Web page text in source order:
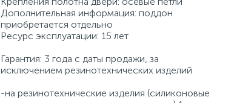
Дополнительная информация: поддон
приобретается отдельно
Ресурс эксплуатации: 15 лет
Гарантия: 3 года с даты продажи, за
исключением резинотехнических изделий
-на резинотехнические изделия (силиконовые